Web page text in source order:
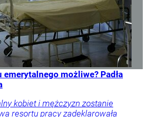
możliwe? Padła
kobiet i mężczyzn zostanie
resortu pracy zadeklarowała